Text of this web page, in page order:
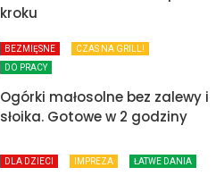
kroku
BEZMIĘSNE
CZAS NA GRILL!
DO PRACY
Ogórki małosolne bez zalewy i
słoika. Gotowe w 2 godziny
DLA DZIECI IMPREZA ŁATWE DANIA